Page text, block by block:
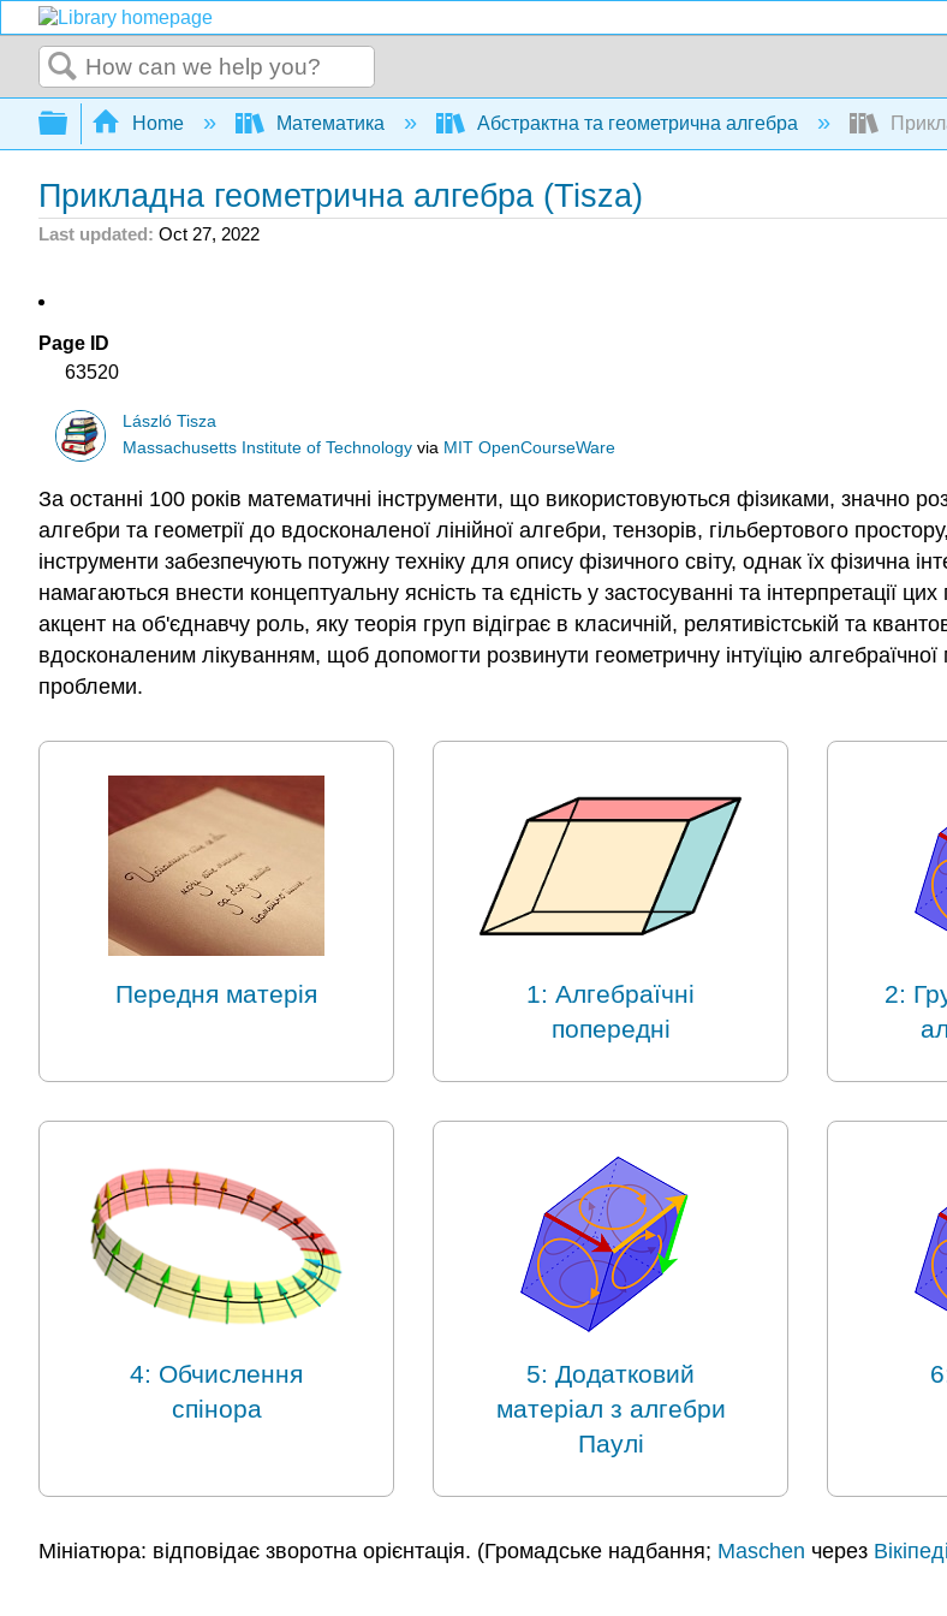
Search
Expand/collapse global hierarchy
Home Математика Абстрактна та геометрична алгебра
Прикладна геометрична алгебра (Tisza)
Last updated Oct 27, 2022
Page ID
63520
László Tisza
Massachusetts Institute of Technologyvia MIT OpenCourseWare
За останні 100 років математичні інструменти, що використовуються фізиками, значно
алгебри та геометрії до вдосконаленої лінійної алгебри, тензорів, гільбертового
інструменти забезпечують потужну техніку для опису фізичного світу, однак їх фізична
намагаються внести концептуальну ясність та єдність у застосуванні та інтерпретації
акцент на об'єднавчу роль, яку теорія груп відіграє в класичній, релятивістській та
вдосконаленим лікуванням, щоб допомогти розвинути геометричну інтуїцію
проблеми.
Передня матерія
1: Алгебраїчні
попередні
2:
4: Обчислення
спінора
5: Додатковий
матеріал з алгебри
Паулі
Мініатюра: відповідає зворотна орієнтація. (Громадське надбання; Maschen через